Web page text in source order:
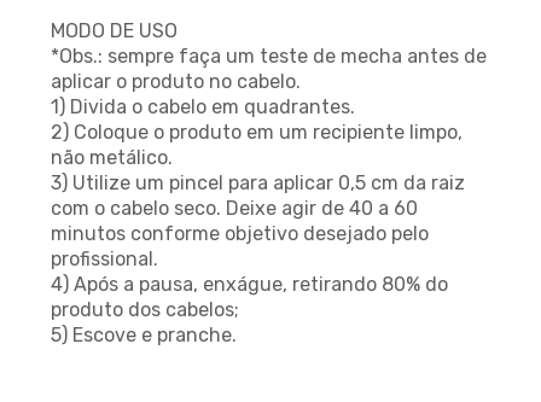
MODO DE USO
*Obs.: sempre faça um teste de mecha antes de
aplicar o produto no cabelo.
1) Divida o cabelo em quadrantes.
2) Coloque o produto em um recipiente limpo,
não metálico.
3) Utilize um pincel para aplicar 0,5 cm da raiz
com o cabelo seco. Deixe agir de 40 a 60
minutos conforme objetivo desejado pelo
profissional.
4) Após a pausa, enxágue, retirando 80% do
produto dos cabelos;
5) Escove e pranche.